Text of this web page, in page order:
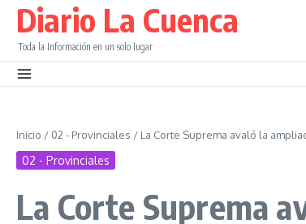
Diario La Cuenca
Toda la Información en un solo lugar
Inicio / 02 - Provinciales / La Corte Suprema avaló la
02 - Provinciales
La Corte Suprema